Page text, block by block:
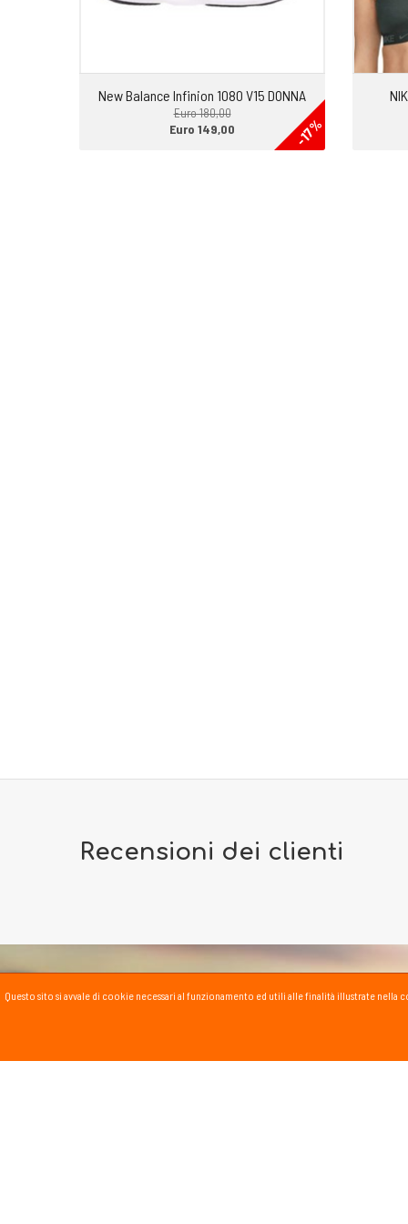
• La Gift Card ha una durata di 6 mesi dall’emissione e se
quello che cerchi la possiamo prorogare ulteriormente.
New Balance Infinion 1080 V15 DONNA
Euro 180,00
-17%
Euro 149,00
Recensioni dei clienti
Questo sito si avvale di cookie necessari al funzionamento ed utili alle finalità illustrate